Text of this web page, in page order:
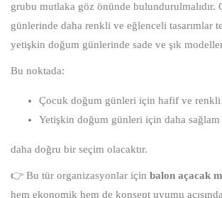
grubu mutlaka göz önünde bulundurulmalıdır.
günlerinde daha renkli ve eğlenceli tasarımlar
yetişkin doğum günlerinde sade ve şık
Bu noktada:
Çocuk doğum günleri için hafif ve
Yetişkin doğum günleri için daha sağlam
daha doğru bir seçim olacaktır.
👉 Bu tür organizasyonlar için balon açacak
hem ekonomik hem de konsept uyumu